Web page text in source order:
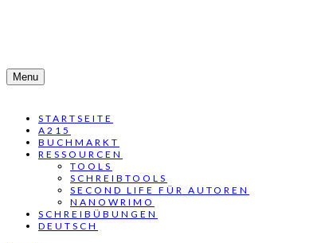
Menu
STARTSEITE
A215
BUCHMARKT
RESSOURCEN
TOOLS
SCHREIBTOOLS
SECOND LIFE FÜR AUTOREN
NANOWRIMO
SCHREIBÜBUNGEN
DEUTSCH